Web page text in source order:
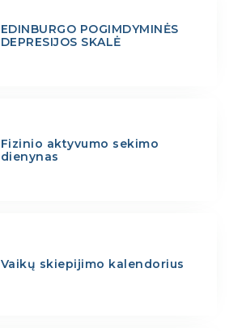
EDINBURGO POGIMDYMINĖS
DEPRESIJOS SKALĖ
Fizinio aktyvumo sekimo
dienynas
Vaikų skiepijimo kalendorius